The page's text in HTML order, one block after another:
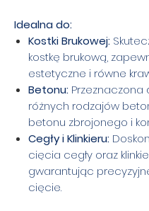
Idealna do:
Kostki Brukowej:
kostkę brukową,
estetyczne i równe
Betonu:
różnych rodzajów
betonu zbrojonego i
Cegły i Klinkieru:
cięcia cegły oraz
gwarantując
cięcie.